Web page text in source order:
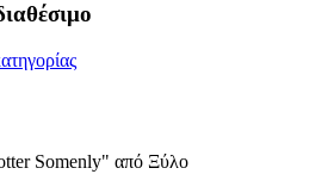
Somenly" από Ξύλο